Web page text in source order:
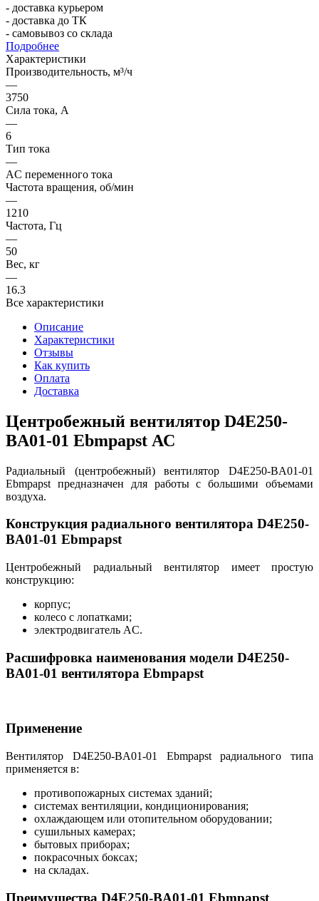
- доставка курьером
- доставка до ТК
- самовывоз со склада
Подробнее
Характеристики
Производительность, м³/ч
—
3750
Сила тока, А
—
6
Тип тока
—
AC переменного тока
Частота вращения, об/мин
—
1210
Частота, Гц
—
50
Вес, кг
—
16.3
Все характеристики
Описание
Характеристики
Отзывы
Как купить
Оплата
Доставка
Центробежный вентилятор D4E250-
BA01-01 Ebmpapst АС
Радиальный (центробежный) вентилятор D4E250-BA01-01
Ebmpapst предназначен для работы с большими объемами
воздуха.
Конструкция радиального вентилятора D4E250-
BA01-01 Ebmpapst
Центробежный радиальный вентилятор имеет простую
конструкцию:
корпус;
колесо с лопатками;
электродвигатель AC.
Расшифровка наименования модели D4E250-
BA01-01 вентилятора Ebmpapst
Применение
Вентилятор D4E250-BA01-01 Ebmpapst радиального типа
применяется в:
противопожарных системах зданий;
системах вентиляции, кондиционирования;
охлаждающем или отопительном оборудовании;
сушильных камерах;
бытовых приборах;
покрасочных боксах;
на складах.
Преимущества D4E250-BA01-01 Ebmpapst